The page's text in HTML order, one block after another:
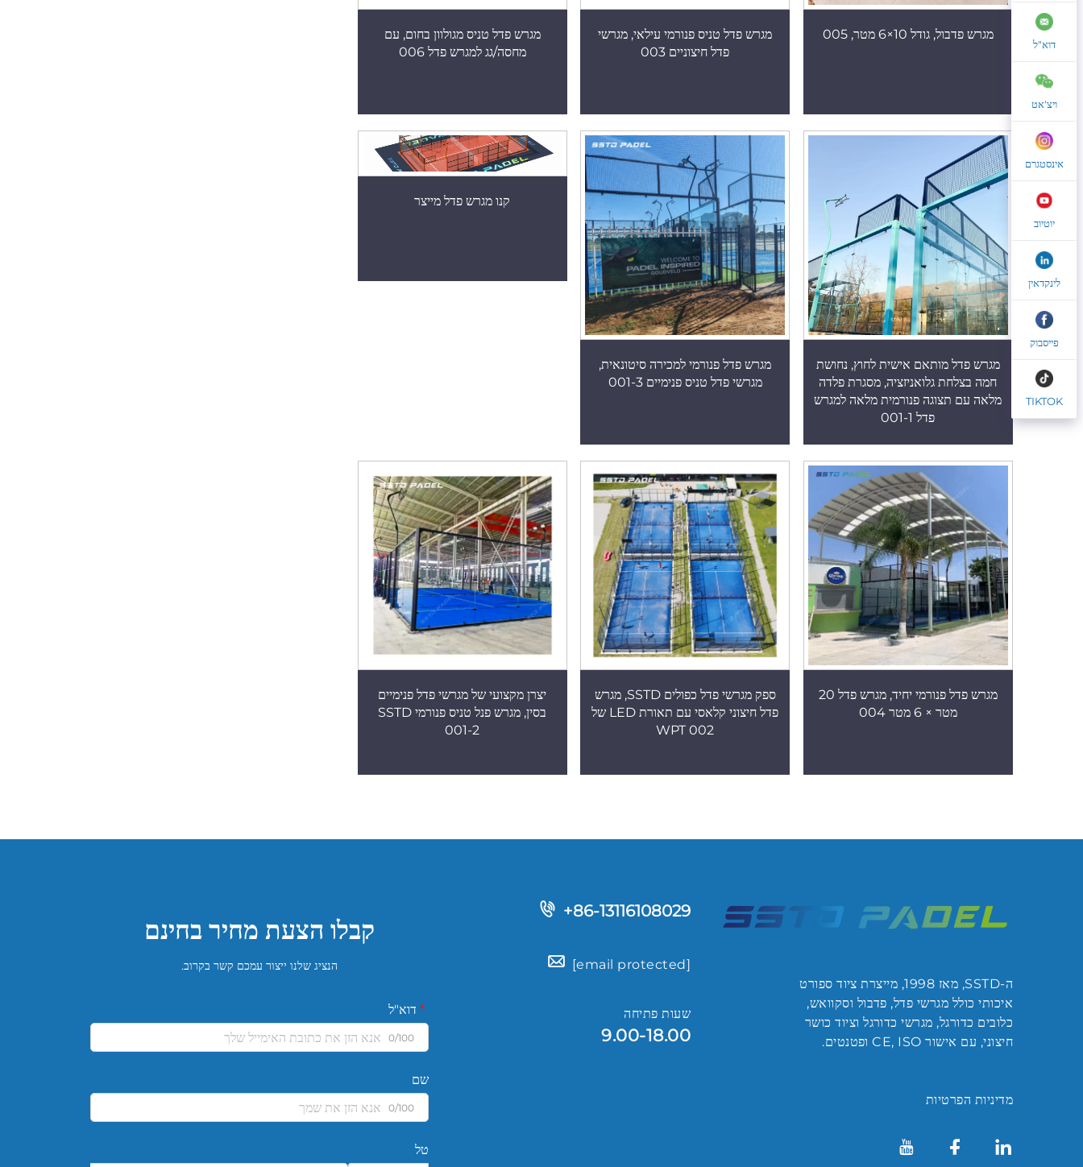
מגרש פדבול, גודל 10×6 מטר, 005
מגרש פדל טניס פנורמי עילאי, מגרשי
פדל חיצוניים 003
מגרש פדל טניס מגולוון בחום, עם
מחסה/גג למגרש פדל 006
מגרש פדל מותאם אישית לחוץ, נחושת
חמה בצלחת גלואניזציה, מסגרת פלדה
מלאה עם תצוגה פנורמית מלאה למגרש
פדל 001-1
מגרש פדל פנורמי למכירה סיטונאית,
מגרשי פדל טניס פנימיים 001-3
קנו מגרש פדל מייצר
מגרש פדל פנורמי יחיד, מגרש פדל 20
מטר × 6 מטר 004
ספק מגרשי פדל כפולים SSTD, מגרש
פדל חיצוני קלאסי עם תאורת LED של
WPT 002
יצרן מקצועי של מגרשי פדל פנימיים
בסין, מגרש פנל טניס פנורמי SSTD
001-2
דוא"ל
ויצ'אט
אינסטגרם
יוטיוב
לינקדאין
פייסבוק
TIKTOK
ה-SSTD, מאז 1998, מייצרת ציוד ספורט
איכותי כולל מגרשי פדל, פדבול וסקוואש,
כלובים כדורגל, מגרשי כדורגל וציוד כושר
חיצוני, עם אישור CE, ISO ופטנטים.
מדיניות הפרטיות
+86-13116108029
[email protected]
שעות פתיחה
9.00-18.00
קבלו הצעת מחיר בחינם
הנציג שלנו ייצור עמכם קשר בקרוב.
דוא"ל
0/100
שם
0/100
טל